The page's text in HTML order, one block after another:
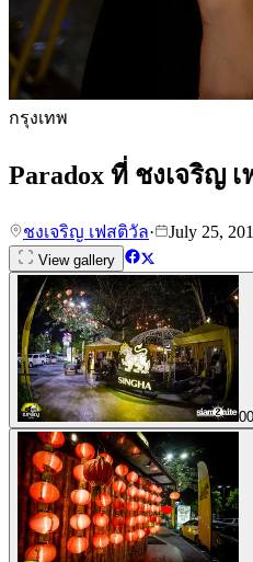
กรุงเทพ
Paradox ที่ ชงเจริญ
ชงเจริญ เฟสติวัล· July 25,
View gallery